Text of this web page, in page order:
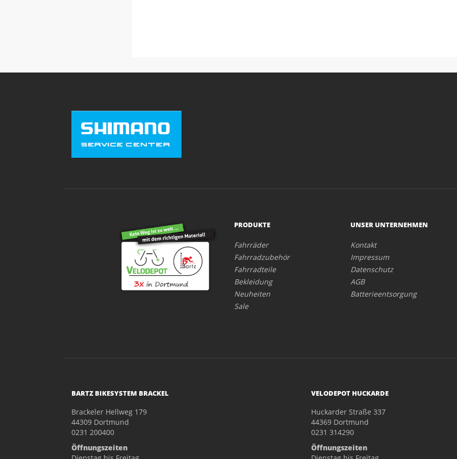
PRODUKTE
Fahrräder
Fahrradzubehör
Fahrradteile
Bekleidung
Neuheiten
Sale
UNSER UNTERNEHMEN
Kontakt
Impressum
Datenschutz
AGB
Batterieentsorgung
BARTZ BIKESYSTEM BRACKEL
Brackeler Hellweg 179
44309 Dortmund
0231 200400
Öffnungszeiten
VELODEPOT HUCKARDE
Huckarder Straße 337
44369 Dortmund
0231 314290
Öffnungszeiten